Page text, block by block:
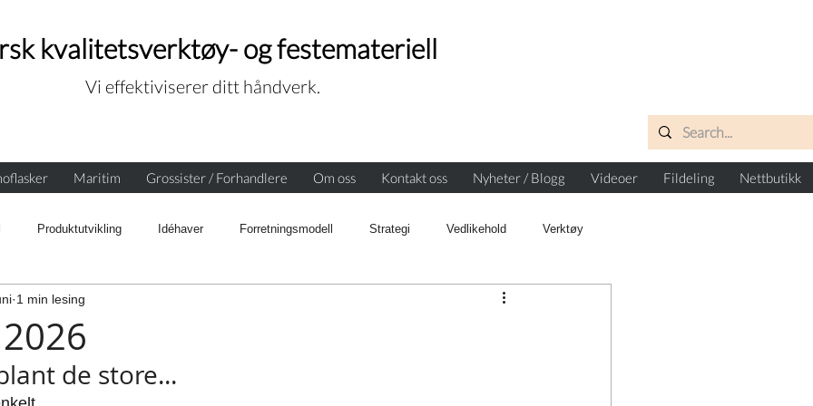
kvalitetsverktøy- og festemateriell
Vi effektiviserer ditt håndverk.
Maritim Grossister / Forhandlere Om oss Kontakt oss Nyheter / Blogg Videoer Fildeling Nettbutikk
Produktutvikling Idéhaver Forretningsmodell Strategi Vedlikehold Verktøy
Resultater Smart Bergkile
1 min lesing
de store...